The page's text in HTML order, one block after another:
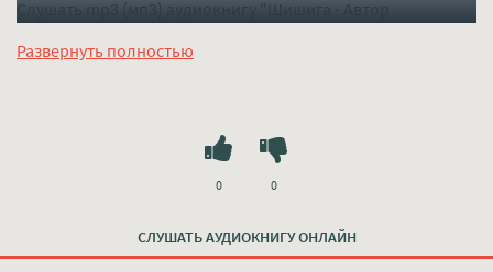
Слушать mp3 (мп3) аудиокнигу "Шишига - Автор
Развернуть полностью
СЛУШАТЬ АУДИОКНИГУ ОНЛАЙН
0 0